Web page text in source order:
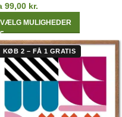
99,00 kr.
VÆLG MULIGHEDER
KØB 2 – FÅ 1 GRATIS